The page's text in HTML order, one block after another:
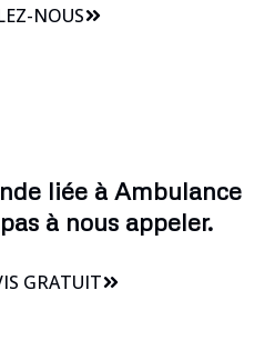
NOUS
liée à Ambulance
à nous appeler.
GRATUIT